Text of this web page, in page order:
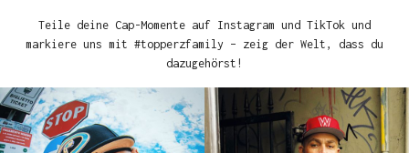
Teile deine Cap-Momente auf Instagram und TikTok und
markiere uns mit #topperzfamily – zeig der Welt, dass du
dazugehörst!